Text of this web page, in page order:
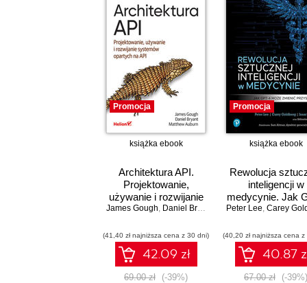
Promocja
książka ebook
Architektura API.
Projektowanie,
używanie i rozwijanie
systemów opartych
James Gough, Daniel Bryant Matthew Auburn
(41,40 zł najniższa cena z 30 dni)
42.09 zł
69.00 zł (-39%)
Promocja
książka ebook
Rewolucja
inteligencji w
medycynie. Jak
4 może
Peter Lee, Carey
(40,20 zł najniższa cena z
40.87
67.00 zł (-39%)